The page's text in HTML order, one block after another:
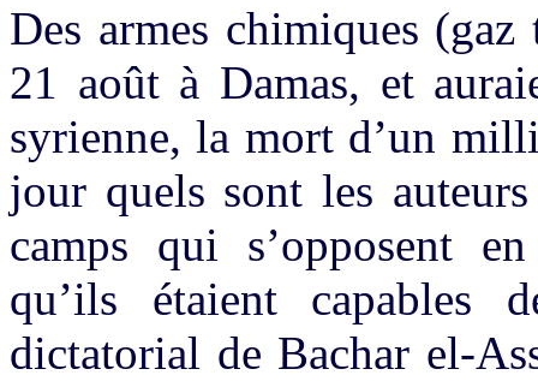
Des armes chimiques
21 août à Damas, et
syrienne, la mort d’un
jour quels sont les
camps qui s’opposent
qu’ils étaient capables
dictatorial de Bachar el-